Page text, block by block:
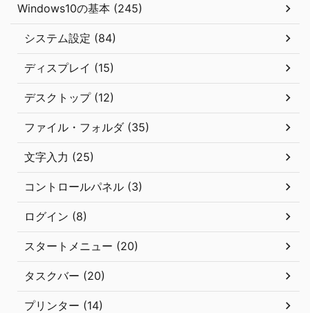
Windows10の基本 (245)
システム設定 (84)
ディスプレイ (15)
デスクトップ (12)
ファイル・フォルダ (35)
文字入力 (25)
コントロールパネル (3)
ログイン (8)
スタートメニュー (20)
タスクバー (20)
プリンター (14)